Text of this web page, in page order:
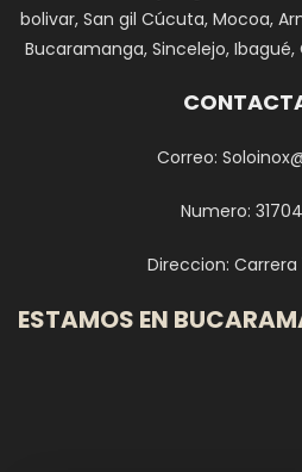
bolivar, San gil Cúcuta, Mocoa,
Bucaramanga, Sincelejo, Ibagué,
Correo:
Numero:
Direccion:
ESTAMOS EN